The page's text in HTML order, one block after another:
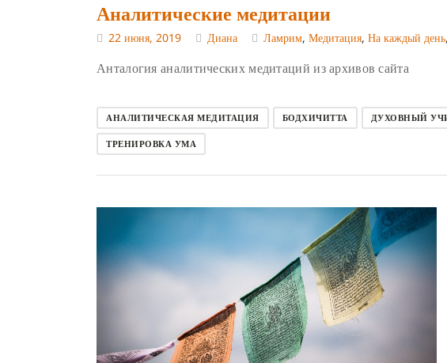
Аналитические медитации
22 июня, 2019 Диана Ламрим, Медитация, На каждый день,
Анталогия аналитических медитаций из архивов сайта
АНАЛИТИЧЕСКАЯ МЕДИТАЦИЯ БОДХИЧИТТА ДУХОВНЫЙ
ТРЕНИРОВКА УМА